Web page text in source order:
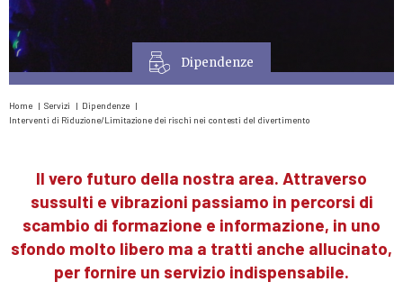
Dipendenze
Tu
Home Servizi
Dipendenze
Interventi di Riduzione/Limitazione dei rischi nei contesti del divertimento
Il vero futuro della nostra area. Attraverso
sussulti e vibrazioni passiamo in percorsi di
scambio di formazione e informazione, in uno
sfondo molto libero ma a tratti anche allucinato,
per fornire un servizio indispensabile.